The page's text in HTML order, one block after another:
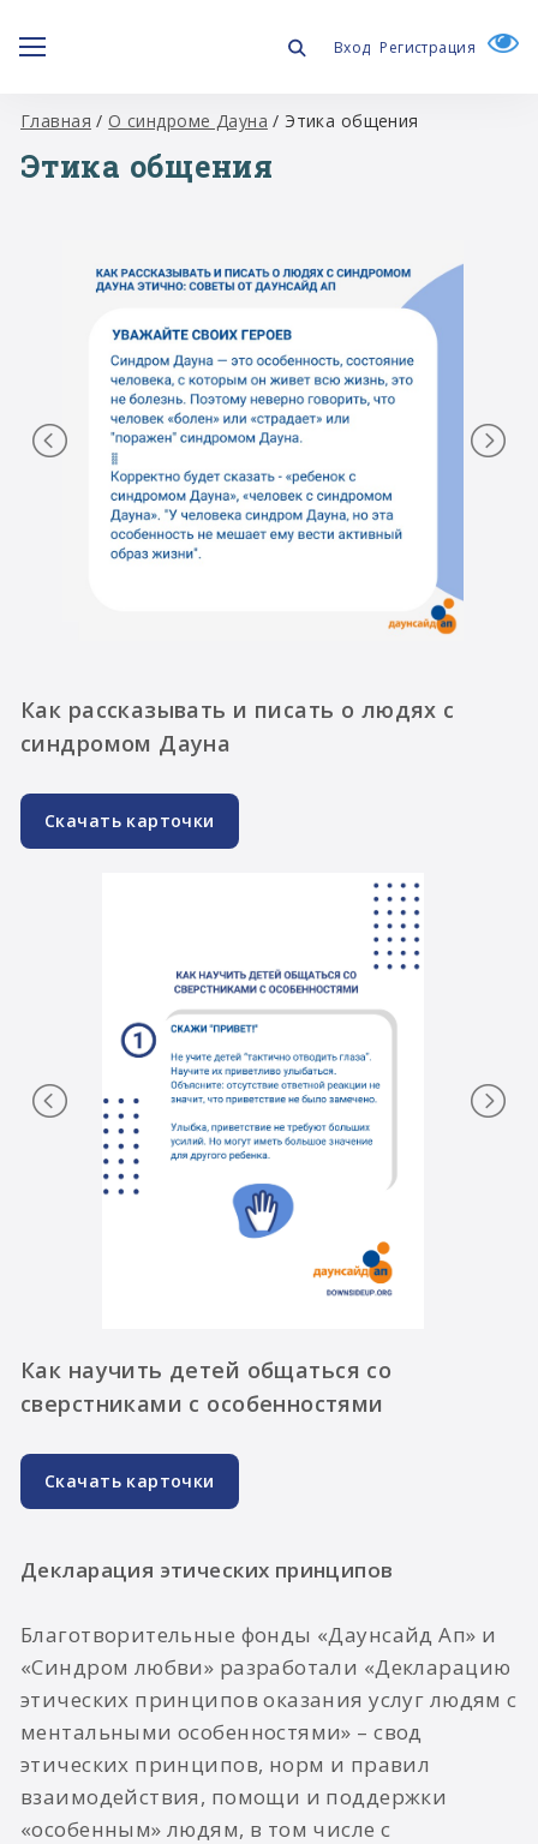
Вход Регистрация
Главная / О синдроме Дауна / Этика общения
Этика общения
Как рассказывать и писать о людях с
синдромом Дауна
Скачать карточки
Как научить детей общаться со
сверстниками с особенностями
Скачать карточки
Декларация этических принципов
Благотворительные фонды «Даунсайд Ап» и
«Синдром любви» разработали «Декларацию
этических принципов оказания услуг людям с
ментальными особенностями» – свод
этических принципов, норм и правил
взаимодействия, помощи и поддержки
«особенным» людям, в том числе с